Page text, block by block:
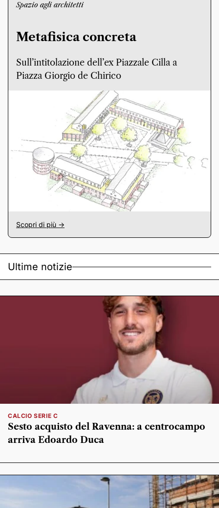
Spazio agli architetti
Metafisica concreta
Sull’intitolazione dell’ex Piazzale Cilla a
Piazza Giorgio de Chirico
Scopri di più ->
Ultime notizie
CALCIO SERIE C
Sesto acquisto del Ravenna: a centrocampo
arriva Edoardo Duca